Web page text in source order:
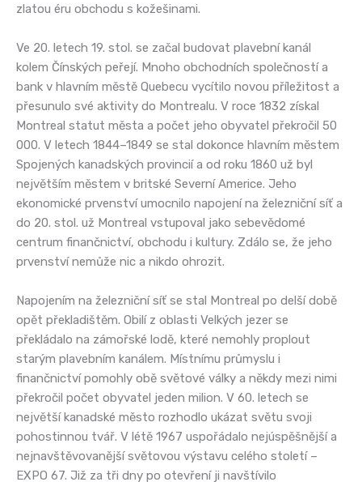
zlatou éru obchodu s kožešinami.
Ve 20. letech 19. stol. se začal budovat plavební kanál
kolem Čínských peřejí. Mnoho obchodních společností a
bank v hlavním městě Quebecu vycítilo novou příležitost a
přesunulo své aktivity do Montrealu. V roce 1832 získal
Montreal statut města a počet jeho obyvatel překročil 50
000. V letech 1844–1849 se stal dokonce hlavním městem
Spojených kanadských provincií a od roku 1860 už byl
největším městem v britské Severní Americe. Jeho
ekonomické prvenství umocnilo napojení na železniční síť a
do 20. stol. už Montreal vstupoval jako sebevědomé
centrum finančnictví, obchodu i kultury. Zdálo se, že jeho
prvenství nemůže nic a nikdo ohrozit.
Napojením na železniční síť se stal Montreal po delší době
opět překladištěm. Obilí z oblasti Velkých jezer se
překládalo na zámořské lodě, které nemohly proplout
starým plavebním kanálem. Místnímu průmyslu i
finančnictví pomohly obě světové války a někdy mezi nimi
překročil počet obyvatel jeden milion. V 60. letech se
největší kanadské město rozhodlo ukázat světu svoji
pohostinnou tvář. V létě 1967 uspořádalo nejúspěšnější a
nejnavštěvovanější světovou výstavu celého století –
EXPO 67. Již za tři dny po otevření ji navštívilo